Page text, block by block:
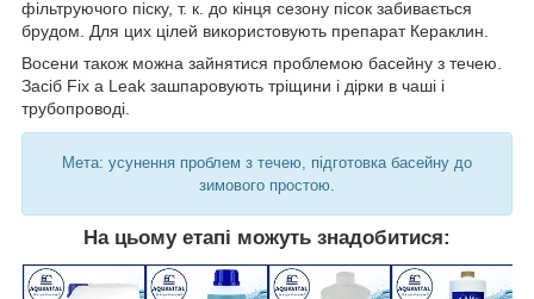
фільтруючого піску, т. к. до кінця сезону пісок забивається
брудом. Для цих цілей використовують препарат Кераклин.
Восени також можна зайнятися проблемою басейну з течею.
Засіб Fix a Leak зашпаровують тріщини і дірки в чаші і
трубопроводі.
Мета: усунення проблем з течею, підготовка басейну до
зимового простою.
На цьому етапі можуть знадобитися: